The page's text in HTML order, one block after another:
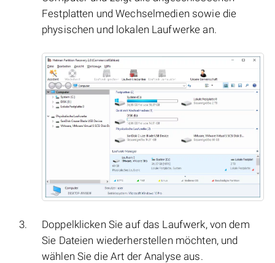
Festplatten und Wechselmedien sowie die
physischen und lokalen Laufwerke an.
Doppelklicken Sie auf das Laufwerk, von dem
Sie Dateien wiederherstellen möchten, und
wählen Sie die Art der Analyse aus.